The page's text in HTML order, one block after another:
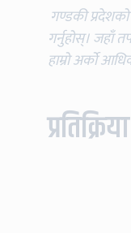
गण्डकी
गर्नुहोस्। जहाँ
हाम्रो अर्को
प्रतिक्रिया